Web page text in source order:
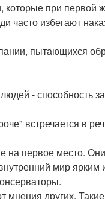
которые при первой
часто избегают
пытающихся
- способность
встречается в
на первое место.
мир
мнения других.